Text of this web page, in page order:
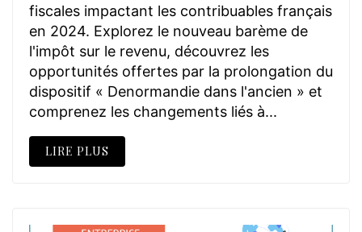
fiscales impactant les contribuables français
en 2024. Explorez le nouveau barème de
l'impôt sur le revenu, découvrez les
opportunités offertes par la prolongation du
dispositif « Denormandie dans l'ancien » et
comprenez les changements liés à...
LIRE PLUS